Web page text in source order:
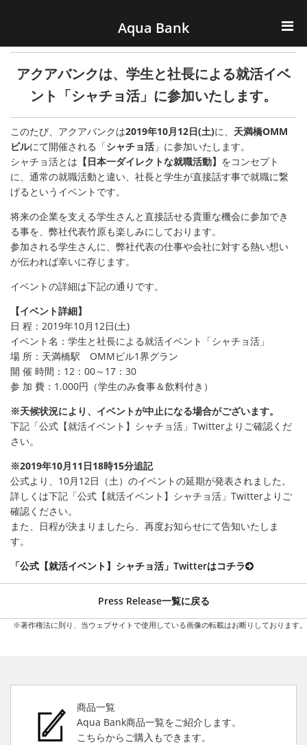
Aqua Bank
TOP
KENCOS・eye-cos
Water Server
COOLIC
環境事業
会社概要
アクアバンクは、学生と社長による就活イベ
ント「シャチョ活」に参加いたします。
このたび、アクアバンクは2019年10月12日(土)に、 天満橋OMM
ビルにて開催される「シャチョ活 」に参加いたします。
シャチョ活とは 【日本一ダイレクトな就職活動】 をコンセプト
に、通常の就職活動と違い、社長と学生が直接話す事で就職に繋
げるというイベントです。
将来の企業を支える学生さんと直接話せる貴重な機会に参加でき
る事を、弊社代表竹原も楽しみにしております。
参加される学生さんに、弊社代表の仕事や会社に対する熱い想い
が伝われば幸いに存じます。
イベントの詳細は下記の通りです。
【イベント詳細】
日 程：2019年10月12日(土)
イベント名：学生と社長による就活イベント「シャチョ活」
場 所：天満橋駅 OMMビル1界グラン
開 催 時間：12：00～17：30
参 加 費：1.000円（学生のみ食事＆飲料付き）
※天候状況により、イベントが中止になる場合がございます。
下記「公式【就活イベント】シャチョ活」Twitterよりご確認くだ
さい。
※2019年10月11日18時15分追記
公式より、10月12日（土）のイベントの延期が発表されました。
詳しくは下記「公式【就活イベント】シャチョ活」Twitterよりご
確認ください。
また、日程が決まりましたら、再度お知らせにて告知いたしま
す。
「公式【就活イベント】シャチョ活」Twitterはコチラ
Press Release一覧に戻る
※著作権法に則り、当ウェブサイトで使用している画像の転載はお断りしております。
商品一覧
Aqua Bank商品一覧をご紹介します。
こちらからご購入もできます。